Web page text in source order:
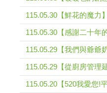
115.05.30【鮮花的魔力】
115.05.30【感謝二十年
115.05.29【我們與爺爺
115.05.29【從廚房管理
115.05.20【520我愛您!